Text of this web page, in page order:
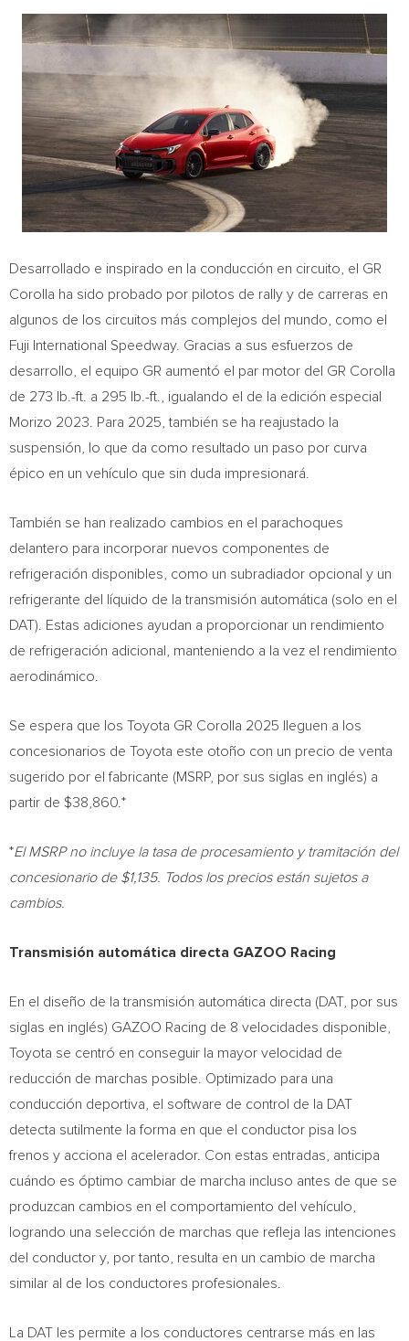
Desarrollado e inspirado en la conducción en circuito, el GR
Corolla ha sido probado por pilotos de rally y de carreras en
algunos de los circuitos más complejos del mundo, como el
Fuji International Speedway. Gracias a sus esfuerzos de
desarrollo, el equipo GR aumentó el par motor del GR Corolla
de 273 lb.-ft. a 295 lb.-ft., igualando el de la edición especial
Morizo 2023. Para 2025, también se ha reajustado la
suspensión, lo que da como resultado un paso por curva
épico en un vehículo que sin duda impresionará.
También se han realizado cambios en el parachoques
delantero para incorporar nuevos componentes de
refrigeración disponibles, como un subradiador opcional y un
refrigerante del líquido de la transmisión automática (solo en el
DAT). Estas adiciones ayudan a proporcionar un rendimiento
de refrigeración adicional, manteniendo a la vez el rendimiento
aerodinámico.
Se espera que los Toyota GR Corolla 2025 lleguen a los
concesionarios de Toyota este otoño con un precio de venta
sugerido por el fabricante (MSRP, por sus siglas en inglés) a
partir de $38,860 .*
*El MSRP no incluye la tasa de procesamiento y tramitación del
concesionario de $1,135. Todos los precios están sujetos a
cambios.
Transmisión automática directa GAZOO Racing
En el diseño de la transmisión automática directa (DAT, por sus
siglas en inglés) GAZOO Racing de 8 velocidades disponible,
Toyota se centró en conseguir la mayor velocidad de
reducción de marchas posible. Optimizado para una
conducción deportiva, el software de control de la DAT
detecta sutilmente la forma en que el conductor pisa los
frenos y acciona el acelerador. Con estas entradas, anticipa
cuándo es óptimo cambiar de marcha incluso antes de que se
produzcan cambios en el comportamiento del vehículo,
logrando una selección de marchas que refleja las intenciones
del conductor y, por tanto, resulta en un cambio de marcha
similar al de los conductores profesionales.
La DAT les permite a los conductores centrarse más en las